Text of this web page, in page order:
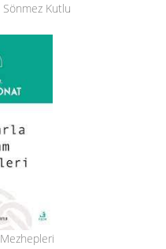
Sönmez Kutlu